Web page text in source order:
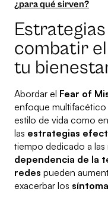
¿para qué sirven?
combatir
tu
Abordar el Fear of
enfoque
estilo de vida como
las estrategias
tiempo dedicado a las
dependencia de la
redes pueden
exacerbar los